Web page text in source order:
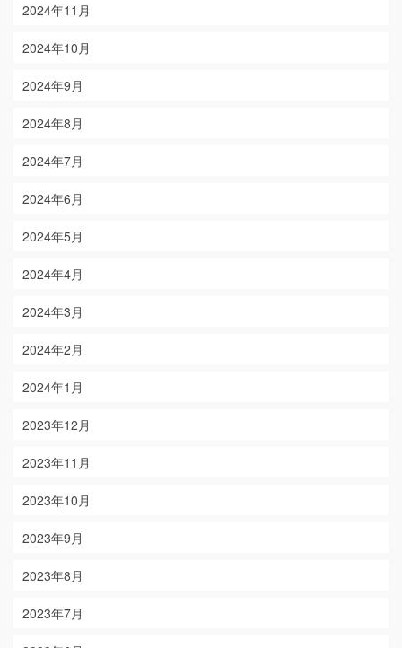
2024年11月
2024年10月
2024年9月
2024年8月
2024年7月
2024年6月
2024年5月
2024年4月
2024年3月
2024年2月
2024年1月
2023年12月
2023年11月
2023年10月
2023年9月
2023年8月
2023年7月